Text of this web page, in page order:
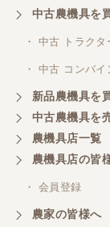
山梨県
このた
山梨県／
商談成立
山梨県／
中古農機具を
・ 中古 トラクタ
・ 中古 コンバイ
新品農機具を
中古農機具を
農機具店一覧
農機具店の皆
・ 会員登録
農家の皆様へ